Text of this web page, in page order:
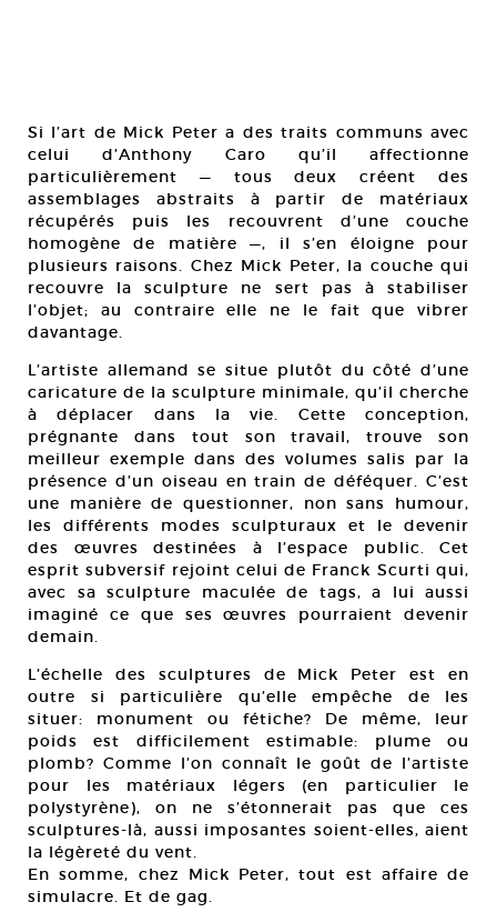
Si l’art de Mick Peter a des traits communs avec
celui d’Anthony Caro qu’il affectionne
particulièrement — tous deux créent des
assemblages abstraits à partir de matériaux
récupérés puis les recouvrent d’une couche
homogène de matière —, il s’en éloigne pour
plusieurs raisons. Chez Mick Peter, la couche qui
recouvre la sculpture ne sert pas à stabiliser
l’objet; au contraire elle ne le fait que vibrer
davantage.
L’artiste allemand se situe plutôt du côté d’une
caricature de la sculpture minimale, qu’il cherche
à déplacer dans la vie. Cette conception,
prégnante dans tout son travail, trouve son
meilleur exemple dans des volumes salis par la
présence d’un oiseau en train de déféquer. C’est
une manière de questionner, non sans humour,
les différents modes sculpturaux et le devenir
des œuvres destinées à l’espace public. Cet
esprit subversif rejoint celui de Franck Scurti qui,
avec sa sculpture maculée de tags, a lui aussi
imaginé ce que ses œuvres pourraient devenir
demain.
L’échelle des sculptures de Mick Peter est en
outre si particulière qu’elle empêche de les
situer: monument ou fétiche? De même, leur
poids est difficilement estimable: plume ou
plomb? Comme l’on connaît le goût de l’artiste
pour les matériaux légers (en particulier le
polystyrène), on ne s’étonnerait pas que ces
sculptures-là, aussi imposantes soient-elles, aient
la légèreté du vent.
En somme, chez Mick Peter, tout est affaire de
simulacre. Et de gag.